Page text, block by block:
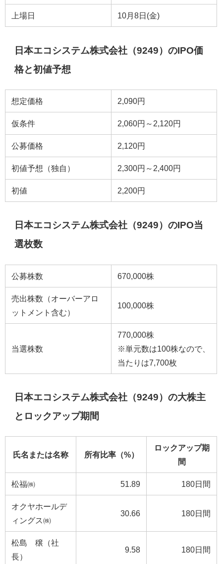
上場日 10月8日(金)
日本エコシステム株式会社（9249）のIPO価
格と初値予想
想定価格 2,090円
仮条件 2,060円～2,120円
公募価格 2,120円
初値予想（独自） 2,300円～2,400円
初値 2,200円
日本エコシステム株式会社（9249）のIPO当
選枚数
公募株数 670,000株
売出株数（オーバーアロ
ットメント含む）
100,000株
当選株数
770,000株
※単元数は100株なので、
当たりは7,700枚
日本エコシステム株式会社（9249）の大株主
とロックアップ期間
氏名または名称 所有比率（%）
ロックアップ期
間
松福㈱ 51.89 180日間
オクヤホールデ
ィングス㈱
30.66 180日間
松島 穣（社
長）
9.58 180日間